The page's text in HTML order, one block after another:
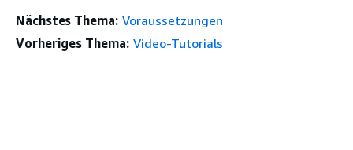
Nächstes Thema: Voraussetzungen
Vorheriges Thema: Video-Tutorials